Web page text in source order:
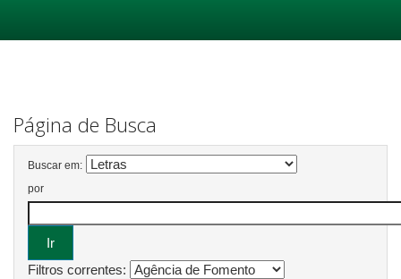
Página de Busca
Buscar em:
por
Filtros correntes: